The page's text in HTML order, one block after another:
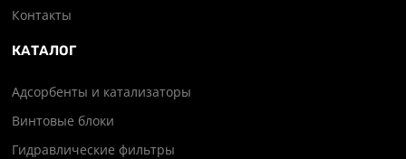
Контакты
КАТАЛОГ
Адсорбенты и катализаторы
Винтовые блоки
Гидравлические фильтры